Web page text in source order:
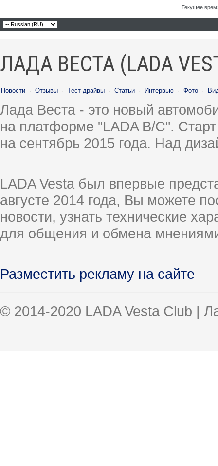
Текущее
ЛАДА ВЕСТА (LADA
Новости · Отзывы · Тест-драйвы · Статьи · Интервью · Фото ·
Лада Веста - это новый
на платформе "LADA B/C".
на сентябрь 2015 года. Над
LADA Vesta был впервые
августе 2014 года, Вы можете
новости, узнать технические
для общения и обмена
Разместить рекламу на сайте
© 2014-2020 LADA Vesta Club |